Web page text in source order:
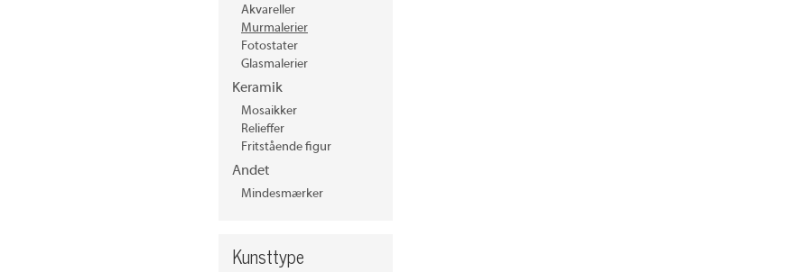
Akvareller
Murmalerier
Fotostater
Glasmalerier
Keramik
Mosaikker
Relieffer
Fritstående figur
Andet
Mindesmærker
Kunsttype